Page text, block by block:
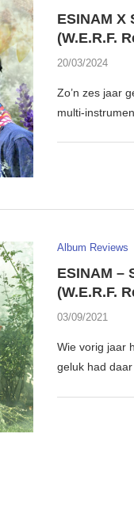
ESINAM X
(W.E.R.F.
20/03/2024
Zo’n zes jaar
multi-
Album Reviews
ESINAM –
(W.E.R.F.
03/09/2021
Wie vorig jaar
geluk had